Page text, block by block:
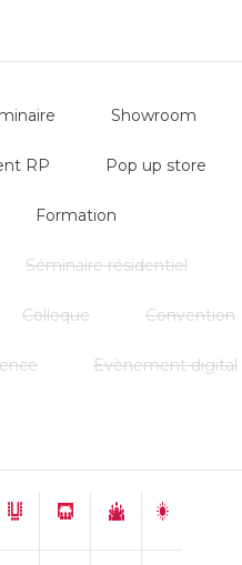
Showroom
RP Pop up store
Formation
Séminaire résidentiel
Colloque Convention
Evènement digital